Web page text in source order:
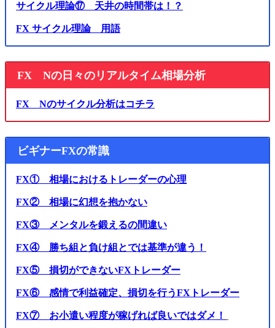
サイクル理論⑰ 天井の時間帯は！？
FX サイクル理論 用語
FX Nの日々のリアルタイム相場分析
FX Nのサイクル分析はコチラ
ビギナーFXの常識
FX① 相場におけるトレーダーの心理
FX② 相場に幻想を抱かない
FX③ メンタルを鍛えるの間違い
FX④ 勝ち組と負け組とでは基準が違う！
FX⑤ 損切ができないFXトレーダー
FX⑥ 感情で利益確定、損切を行うFXトレーダー
FX⑦ お小遣い程度が稼げれば良いではダメ！